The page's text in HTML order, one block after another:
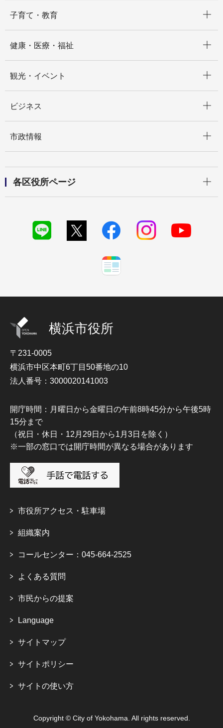
子育て・教育
健康・医療・福祉
観光・イベント
ビジネス
市政情報
各区役所ページ
横浜市役所
〒231-0005
横浜市中区本町6丁目50番地の10
法人番号：3000020141003
開庁時間：月曜日から金曜日の午前8時45分から午後5時
15分まで
（祝日・休日・12月29日から1月3日を除く）
※一部の窓口では開庁時間が異なる場合があります
市役所アクセス・駐車場
組織案内
コールセンター：045-664-2525
よくある質問
市民からの提案
Language
サイトマップ
サイトポリシー
サイトの使い方
Copyright © City of Yokohama. All rights reserved.